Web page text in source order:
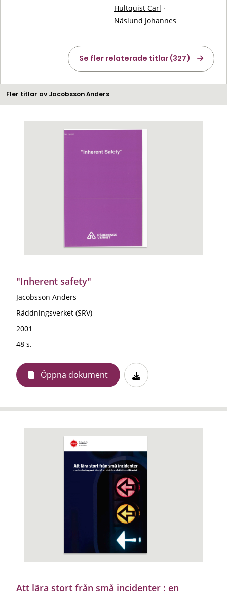
Hultquist Carl ·
Näslund Johannes
Se fler relaterade titlar (327)
Fler titlar av Jacobsson Anders
"Inherent safety"
Jacobsson Anders
Räddningsverket (SRV)
2001
48 s.
Öppna dokument
Att lära stort från små incidenter : en